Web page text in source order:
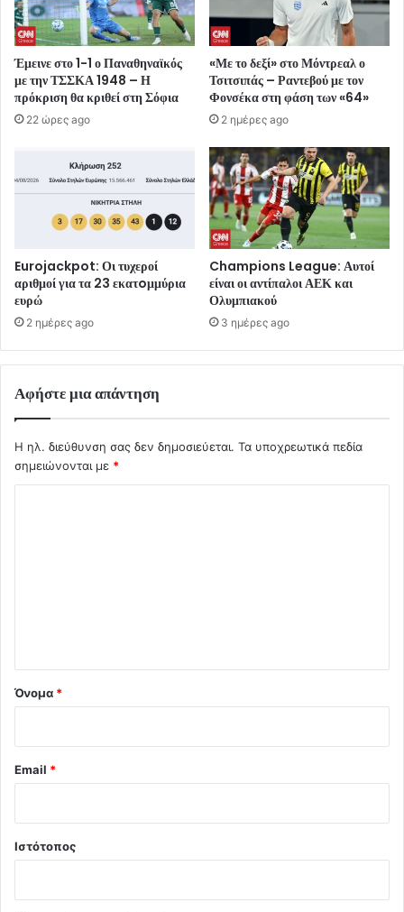
Έμεινε στο 1-1 ο Παναθηναϊκός
με την ΤΣΣΚΑ 1948 – Η
πρόκριση θα κριθεί στη Σόφια
22 ώρες ago
«Με το δεξί» στο Μόντρεαλ ο
Τσιτσιπάς – Ραντεβού με τον
Φονσέκα στη φάση των «64»
2 ημέρες ago
Eurojackpot: Οι τυχεροί
αριθμοί για τα 23 εκατoμμύρια
ευρώ
2 ημέρες ago
Champions League: Αυτοί
είναι οι αντίπαλοι ΑΕΚ και
Ολυμπιακού
3 ημέρες ago
Αφήστε μια απάντηση
Η ηλ. διεύθυνση σας δεν δημοσιεύεται. Τα υποχρεωτικά πεδία
σημειώνονται με *
Όνομα *
Email *
Ιστότοπος